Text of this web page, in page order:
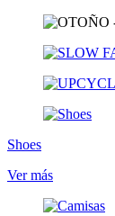
Shoes
Ver más